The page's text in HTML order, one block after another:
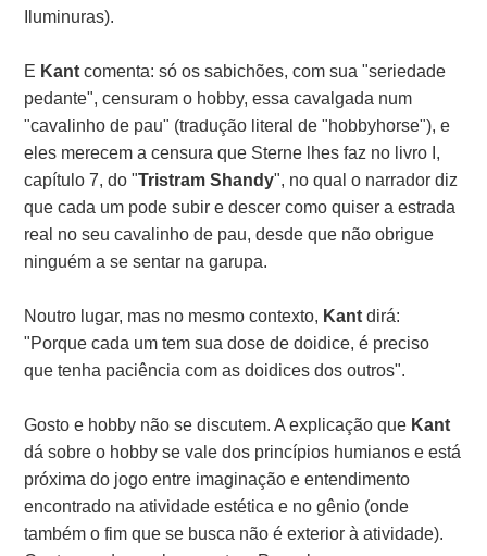
Iluminuras).
E Kantcomenta: só os sabichões, com sua "seriedade
pedante", censuram o hobby, essa cavalgada num
"cavalinho de pau" (tradução literal de "hobbyhorse"), e
eles merecem a censura que Sterne lhes faz no livro I,
capítulo 7, do "Tristram Shandy", no qual o narrador diz
que cada um pode subir e descer como quiser a estrada
real no seu cavalinho de pau, desde que não obrigue
ninguém a se sentar na garupa.
Noutro lugar, mas no mesmo contexto, Kantdirá:
"Porque cada um tem sua dose de doidice, é preciso
que tenha paciência com as doidices dos outros".
Gosto e hobby não se discutem. A explicação que Kant
dá sobre o hobby se vale dos princípios humianos e está
próxima do jogo entre imaginação e entendimento
encontrado na atividade estética e no gênio (onde
também o fim que se busca não é exterior à atividade).